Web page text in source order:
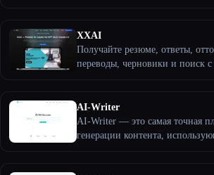
XXAI
Получайте резюме, ответы,
переводы, черновики и поиск
профессионального контента,
каждый день.
AI-Writer
AI-Writer — это самая точная
генерации контента,